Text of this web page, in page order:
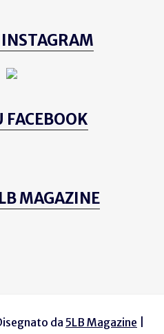
FACEBOOK
MAGAZINE
da 5LB Magazine